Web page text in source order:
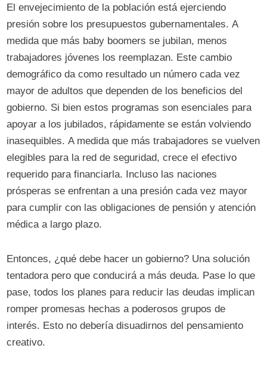
El envejecimiento de la población está ejerciendo
presión sobre los presupuestos gubernamentales. A
medida que más baby boomers se jubilan, menos
trabajadores jóvenes los reemplazan. Este cambio
demográfico da como resultado un número cada vez
mayor de adultos que dependen de los beneficios del
gobierno. Si bien estos programas son esenciales para
apoyar a los jubilados, rápidamente se están volviendo
inasequibles. A medida que más trabajadores se vuelven
elegibles para la red de seguridad, crece el efectivo
requerido para financiarla. Incluso las naciones
prósperas se enfrentan a una presión cada vez mayor
para cumplir con las obligaciones de pensión y atención
médica a largo plazo.
Entonces, ¿qué debe hacer un gobierno? Una solución
tentadora pero que conducirá a más deuda. Pase lo que
pase, todos los planes para reducir las deudas implican
romper promesas hechas a poderosos grupos de
interés. Esto no debería disuadirnos del pensamiento
creativo.